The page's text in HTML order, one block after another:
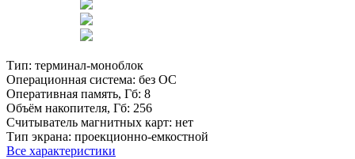
Тип: терминал-моноблок
Операционная система: без ОС
Оперативная память, Гб: 8
Объём накопителя, Гб: 256
Считыватель магнитных карт: нет
Тип экрана: проекционно-емкостной
Все характеристики